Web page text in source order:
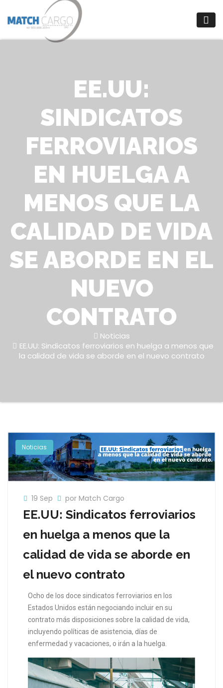
EE.UU:
SINDICATOS
FERROVIARIOS
EN HUELGA A
MENOS QUE LA
CALIDAD DE VIDA
SE ABORDE EN EL
NUEVO
CONTRATO
Noticias
EE.UU: Sindicatos ferroviarios en huelga a menos que
la calidad de vida se aborde en el nuevo contrato
Noticias
19 Sep por Match Cargo
EE.UU: Sindicatos ferroviarios
en huelga a menos que la
calidad de vida se aborde en
el nuevo contrato
Ocho de los doce sindicatos ferroviarios en los
Estados Unidos están negociando incluir en su
contrato más disposiciones sobre la calidad de vida,
incluyendo políticas de asistencia, días de
enfermedad y vacaciones, o irán a la huelga.